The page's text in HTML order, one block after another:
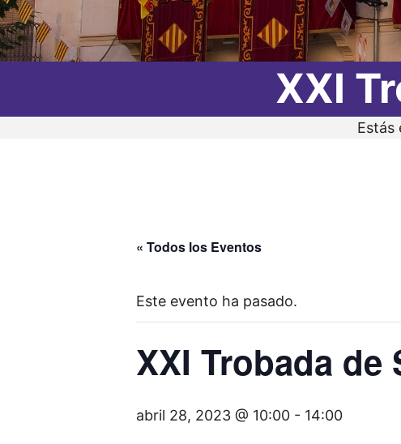
XXI
Estás
« Todos los Eventos
Este evento ha pasado.
XXI Trobada de
abril 28, 2023 @ 10:00 - 14:00